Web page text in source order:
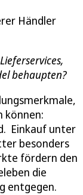
Händler
behaupten?
können:
Einkauf unter
besonders
fördern den
die
entgegen.